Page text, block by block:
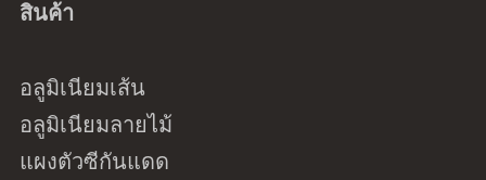
สินค้า
อลูมิเนียมเส้น
อลูมิเนียมลายไม้
แผงตัวซีกันแดด